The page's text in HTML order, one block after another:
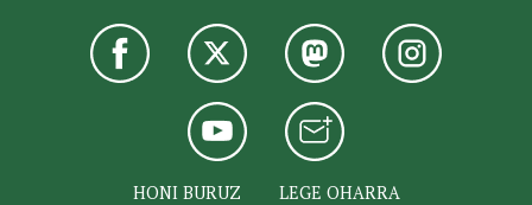
HONI BURUZ
LEGE OHARRA